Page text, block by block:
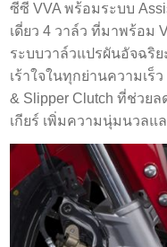
ซีซี VVA พร้อมระบบ
เดี่ยว 4 วาล์ว ที่มาพร้อม
ระบบวาล์วแปรผันอัจฉริ
เร้าใจในทุกย่านความเร็
& Slipper Clutch ที่ช่วย
เกียร์ เพิ่มความนุ่มนวลแ